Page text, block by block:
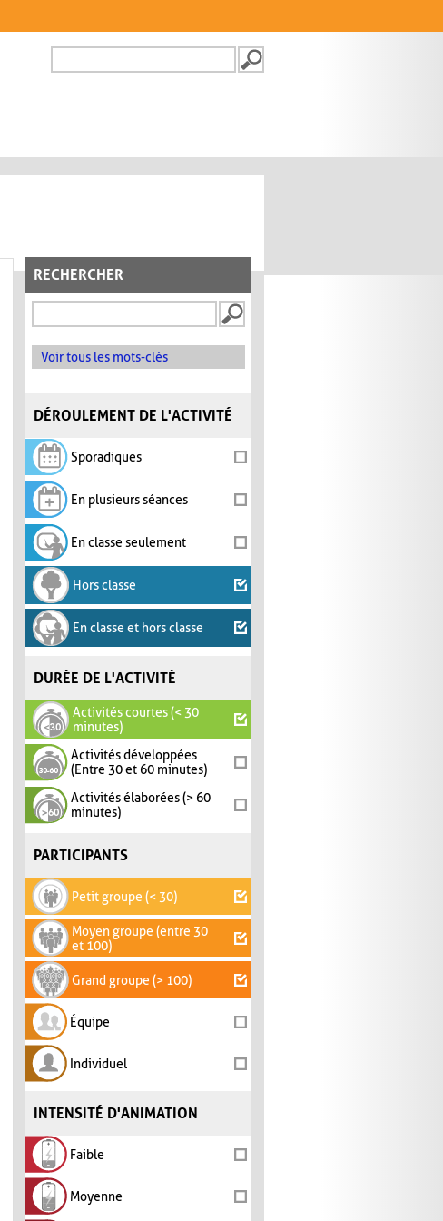
FORMULAIRE DE
RECHERCHER
Voir tous les mots-clés
DÉROULEMENT DE L'ACTIVITÉ
Sporadiques
En plusieurs séances
En classe seulement
Hors classe
En classe et hors classe
DURÉE DE L'ACTIVITÉ
Activités courtes (< 30
minutes)
Activités développées
(Entre 30 et 60 minutes)
Activités élaborées (> 60
minutes)
PARTICIPANTS
Petit groupe (< 30)
Moyen groupe (entre 30
et 100)
Grand groupe (> 100)
Équipe
Individuel
INTENSITÉ D'ANIMATION
Faible
Moyenne